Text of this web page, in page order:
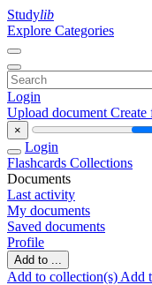
Studylib
Explore Categories
Login
Upload document Create
×
Login
Flashcards Collections
Documents
Last activity
My documents
Saved documents
Profile
Add to ...
Add to collection(s) Add